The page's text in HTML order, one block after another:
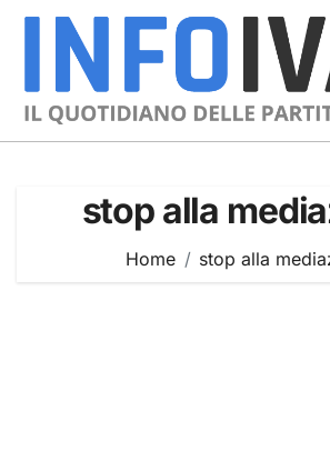
Skip
stop alla
Home stop alla